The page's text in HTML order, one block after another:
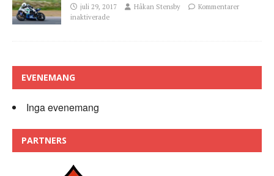
juli 29, 2017 Håkan Stensby
Kommentarer
inaktiverade
EVENEMANG
Inga evenemang
PARTNERS